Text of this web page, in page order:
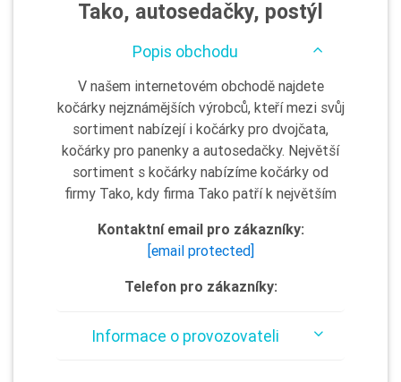
Tako, autosedačky, postýl
Popis obchodu
V našem internetovém obchodě najdete
kočárky nejznámějších výrobců, kteří mezi svůj
sortiment nabízejí i kočárky pro dvojčata,
kočárky pro panenky a autosedačky. Největší
sortiment s kočárky nabízíme kočárky od
firmy Tako, kdy firma Tako patří k největším
Kontaktní email pro zákazníky:
[email protected]
Telefon pro zákazníky:
Informace o provozovateli